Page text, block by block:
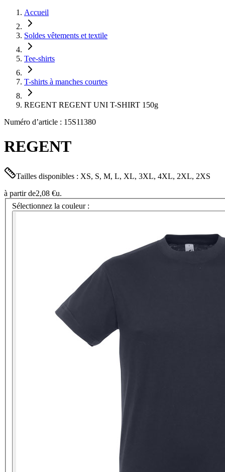
Accueil
Soldes vêtements et textile
Tee-shirts
T-shirts à manches courtes
REGENT REGENT UNI T-SHIRT 150g
Numéro d’article : 15S11380
REGENT
Tailles disponibles : XS, S, M, L, XL, 3XL, 4XL, 2XL, 2XS
à partir de2,08 €u.
Sélectionnez la couleur :